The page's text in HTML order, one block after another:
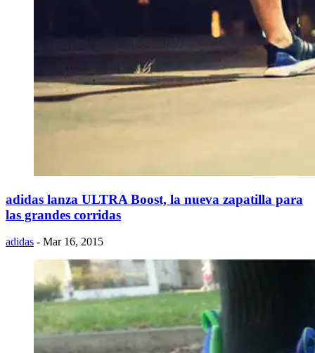
adidas lanza ULTRA Boost, la nueva zapatilla para
las grandes corridas
adidas - Mar 16, 2015